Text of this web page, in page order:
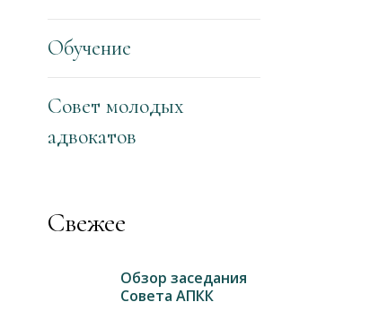
Обучение
Совет молодых
адвокатов
Свежее
Обзор заседания
Совета АПКК